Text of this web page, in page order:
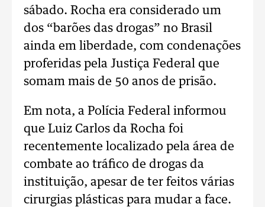
sábado. Rocha era considerado um
dos “barões das drogas” no Brasil
ainda em liberdade, com condenações
proferidas pela Justiça Federal que
somam mais de 50 anos de prisão.
Em nota, a Polícia Federal informou
que Luiz Carlos da Rocha foi
recentemente localizado pela área de
combate ao tráfico de drogas da
instituição, apesar de ter feitos várias
cirurgias plásticas para mudar a face.